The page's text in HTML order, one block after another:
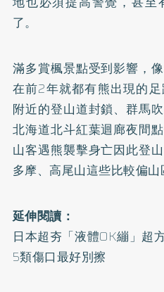
了。
滿多賞楓景點受到影響，
在前2年就都有熊出現的
附近的登山道封鎖、群馬
北海道北斗紅葉迴廊夜間
山客遇熊襲擊身亡因此登
多摩、高尾山這些比較偏山
延伸閱讀：
日本超夯「液體OK繃」超
5類傷口最好別擦